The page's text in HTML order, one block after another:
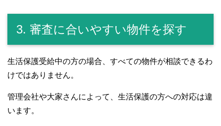
3. 審査に合いやすい物件を探す
生活保護受給中の方の場合、すべての物件が相談できるわ
けではありません。
管理会社や大家さんによって、生活保護の方への対応は違
います。